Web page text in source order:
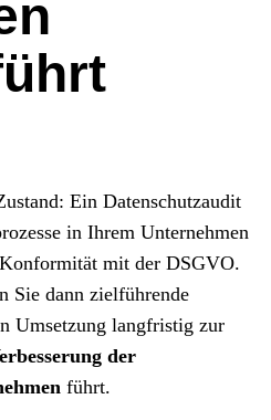
Ein Datenschutzaudit
in Ihrem Unternehmen
mit der DSGVO.
Sie dann zielführende
Umsetzung langfristig zur
der
führt.